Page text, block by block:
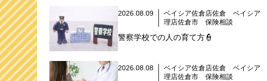
2026.08.09
ベイシア佐倉店佐倉 ベイシ
理店佐倉市 保険相談
警察学校での人の育て方👮
2026.08.08
ベイシア佐倉店佐倉 ベイシ
理店佐倉市 保険相談